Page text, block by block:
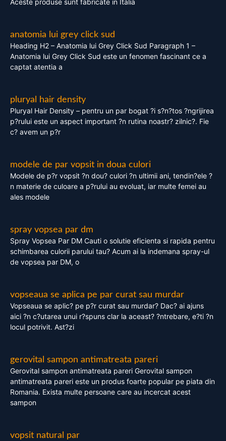
Aceste produse sunt fabricate in Italia
anatomia lui grey click sud
Heading H2 – Anatomia lui Grey Click Sud Paragraph 1 –
Anatomia lui Grey Click Sud este un fenomen fascinant ce a
captat atentia a
pluryal hair density
Pluryal Hair Density – pentru un par bogat ?i s?n?tos ?ngrijirea
p?rului este un aspect important ?n rutina noastr? zilnic?. Fie
c? avem un p?r
modele de par vopsit in doua culori
Modele de p?r vopsit ?n dou? culori ?n ultimii ani, tendin?ele ?
n materie de culoare a p?rului au evoluat, iar multe femei au
ales modele
spray vopsea par dm
Spray Vopsea Par DM Cauti o solutie eficienta si rapida pentru
schimbarea culorii parului tau? Acum ai la indemana spray-ul
de vopsea par DM, o
vopseaua se aplica pe par curat sau murdar
Vopseaua se aplic? pe p?r curat sau murdar? Dac? ai ajuns
aici ?n c?utarea unui r?spuns clar la aceast? ?ntrebare, e?ti ?n
locul potrivit. Ast?zi
gerovital sampon antimatreata pareri
Gerovital sampon antimatreata pareri Gerovital sampon
antimatreata pareri este un produs foarte popular pe piata din
Romania. Exista multe persoane care au incercat acest
sampon
vopsit natural par